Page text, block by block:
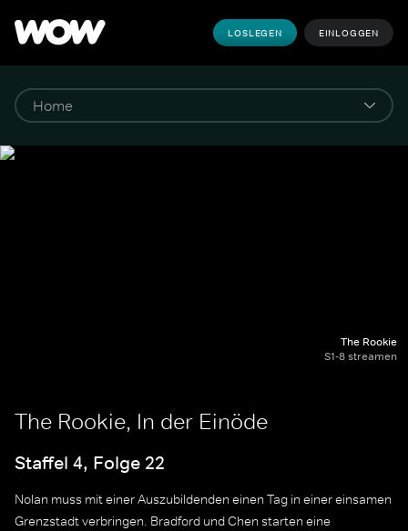
LOSLEGEN EINLOGGEN
The Rookie
S1-8 streamen
The Rookie, In der Einöde
Staffel 4, Folge 22
Nolan muss mit einer Auszubildenden einen Tag in einer einsamen
Grenzstadt verbringen. Bradford und Chen starten eine